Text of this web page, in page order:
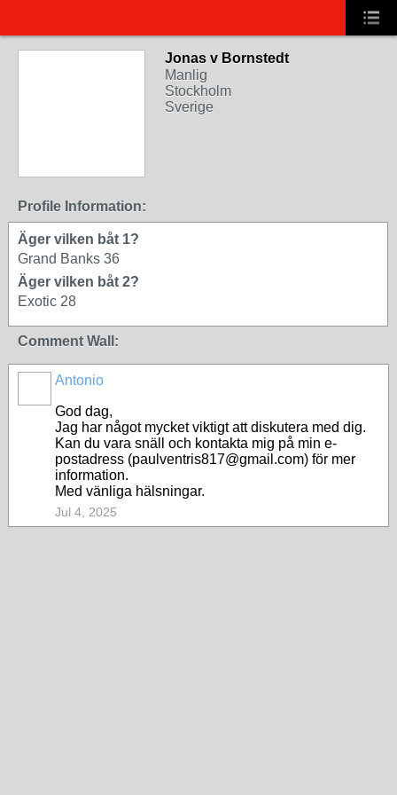
Jonas v Bornstedt
Manlig
Stockholm
Sverige
Profile Information:
Äger vilken båt 1?
Grand Banks 36
Äger vilken båt 2?
Exotic 28
Comment Wall:
Antonio
God dag,
Jag har något mycket viktigt att diskutera med dig.
Kan du vara snäll och kontakta mig på min e-
postadress (paulventris817@gmail.com) för mer
information.
Med vänliga hälsningar.
Jul 4, 2025